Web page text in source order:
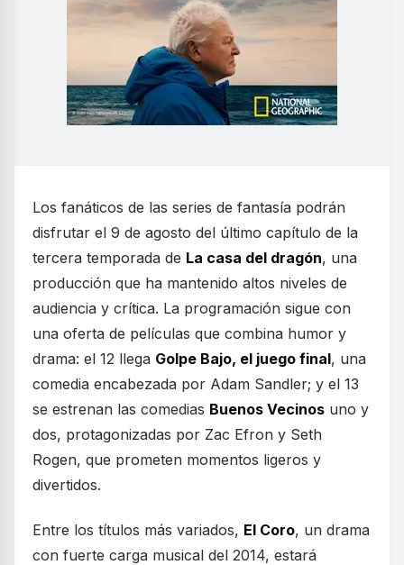
Los fanáticos de las series de fantasía podrán
disfrutar el 9 de agosto del último capítulo de la
tercera temporada de La casa del dragón, una
producción que ha mantenido altos niveles de
audiencia y crítica. La programación sigue con
una oferta de películas que combina humor y
drama: el 12 llega Golpe Bajo, el juego final, una
comedia encabezada por Adam Sandler; y el 13
se estrenan las comedias Buenos Vecinos uno y
dos, protagonizadas por Zac Efron y Seth
Rogen, que prometen momentos ligeros y
divertidos.
Entre los títulos más variados, El Coro, un drama
con fuerte carga musical del 2014, estará